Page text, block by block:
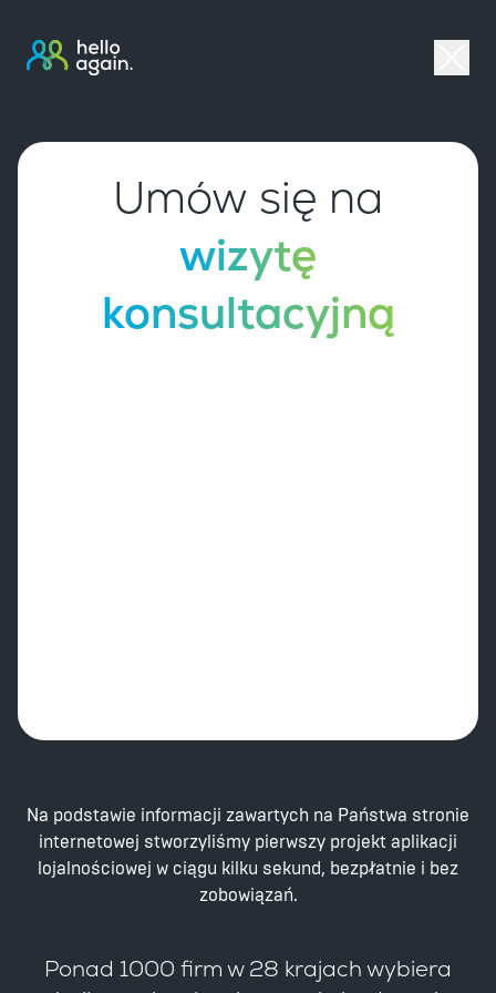
Na podstawie informacji zawartych na Państwa stronie
internetowej stworzyliśmy pierwszy projekt aplikacji
lojalnościowej w ciągu kilku sekund, bezpłatnie i bez
zobowiązań.
Ponad 1000 firm w 28 krajach wybiera
Umów się na
wizytę
konsultacyjną